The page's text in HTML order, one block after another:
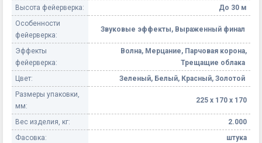
Высота фейерверка:
До 30 м
Особенности
фейерверка:
Звуковые эффекты, Выраженный финал
Эффекты
фейерверка:
Волна, Мерцание, Парчовая корона,
Трещащие облака
Цвет:
Зеленый, Белый, Красный, Золотой
Размеры упаковки,
мм:
225 х 170 х 170
Вес изделия, кг:
2.000
Фасовка:
штука